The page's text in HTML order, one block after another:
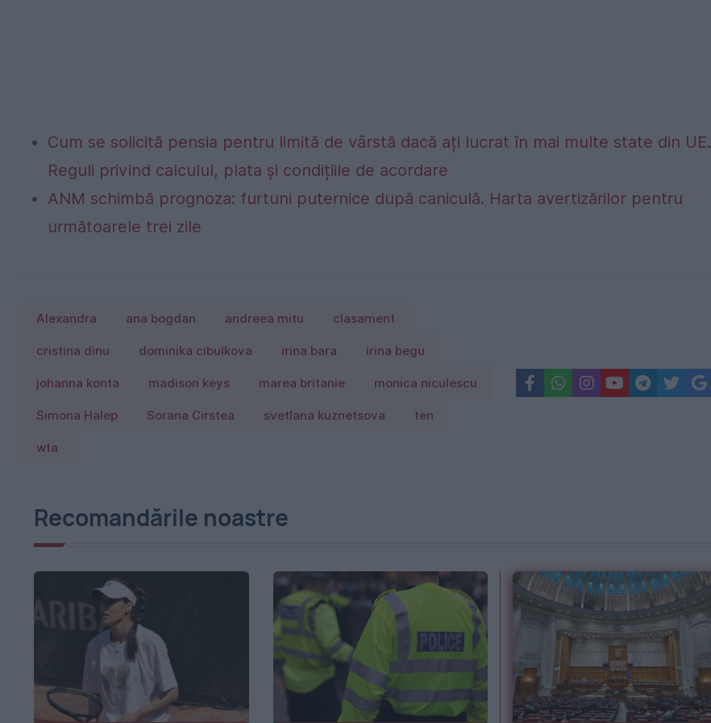
Cum se solicită pensia pentru limită de vârstă dacă ați lucrat în mai multe state din UE.
Reguli privind calculul, plata și condițiile de acordare
ANM schimbă prognoza: furtuni puternice după caniculă. Harta avertizărilor pentru
următoarele trei zile
Alexandra ana bogdan andreea mitu clasament
cristina dinu dominika cibulkova irina bara irina begu
johanna konta madison keys marea britanie monica niculescu
Simona Halep Sorana Cirstea svetlana kuznetsova ten
wta
Recomandările noastre